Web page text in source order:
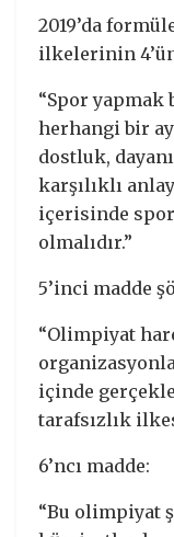
2019’da
ilkelerinin
“Spor yapmak
herhangi bir
dostluk,
karşılıklı
içerisinde
olmalıdır.”
5’inci madde
“Olimpiyat
içinde
tarafsızlık
6’ncı madde:
“Bu olimpiyat